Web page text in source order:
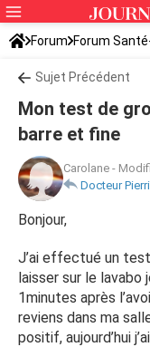
Forum Forum
Tomber enceinte
Sujet Précédent
Mon test de
barre et fine
Carolane -
Docteur
Bonjour,
J’ai effectué un
laisser sur le lavabo
1minutes après
reviens dans ma
positif, aujourd’hui